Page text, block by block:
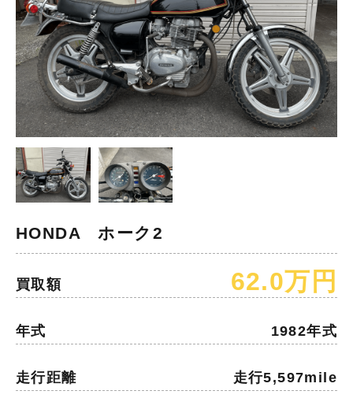
HONDA ホーク2
買取額 62.0万円
年式 1982年式
走行距離 走行5,597mile